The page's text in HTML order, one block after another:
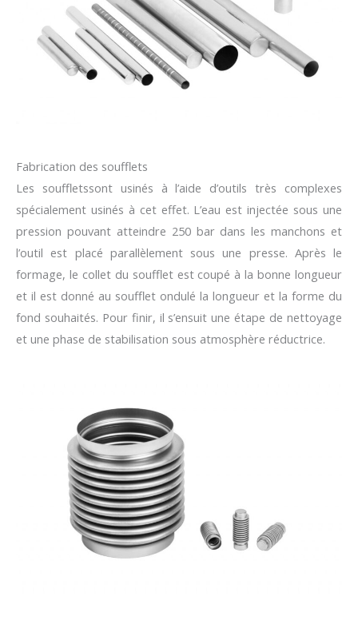
Fabrication des soufflets
Les souffletssont usinés à l’aide d’outils très complexes
spécialement usinés à cet effet. L’eau est injectée sous une
pression pouvant atteindre 250 bar dans les manchons et
l’outil est placé parallèlement sous une presse. Après le
formage, le collet du soufflet est coupé à la bonne longueur
et il est donné au soufflet ondulé la longueur et la forme du
fond souhaités. Pour finir, il s’ensuit une étape de nettoyage
et une phase de stabilisation sous atmosphère réductrice.